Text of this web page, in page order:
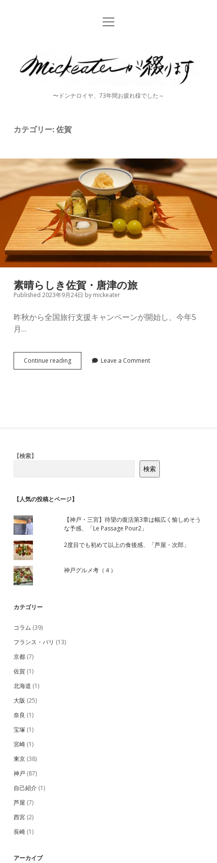
Home
open
mickeater
が
ま
〜ドンナロイヤ、73年間お疲れ様でした～
カテゴリー:佐賀
素晴らしき佐賀・唐津の旅
Published 2023年9月24日 by mickeater
昨秋から全国旅行支援キャンペーンが開始し、今年5
月…
Continue reading素
晴
津
Leave a Comment
Sidebar
【検索】
検索
【人気の投稿とページ】
【神戸・三宮】待望の復活第3章は幅広く愉しめそう
な予感、「Le Passage Pour2」
2度目でも初めて以上の食後感、「芦屋・次郎」
神戸グルメ考（４）
カテゴリー
コラム (39)
フランス・パリ (13)
京都 (7)
佐賀 (1)
北海道 (1)
大阪 (25)
奈良 (1)
宝塚 (1)
宮崎 (1)
東京 (38)
神戸 (87)
自己紹介 (1)
芦屋 (7)
西宮 (2)
長崎 (1)
アーカイブ